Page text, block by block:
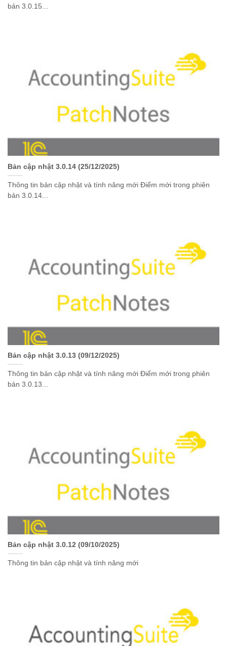
bản 3.0.15...
Bản cập nhật 3.0.14 (25/12/2025)
Thông tin bản cập nhật và tính năng mới Điểm mới trong phiên
bản 3.0.14...
Bản cập nhật 3.0.13 (09/12/2025)
Thông tin bản cập nhật và tính năng mới Điểm mới trong phiên
bản 3.0.13...
Bản cập nhật 3.0.12 (09/10/2025)
Thông tin bản cập nhật và tính năng mới